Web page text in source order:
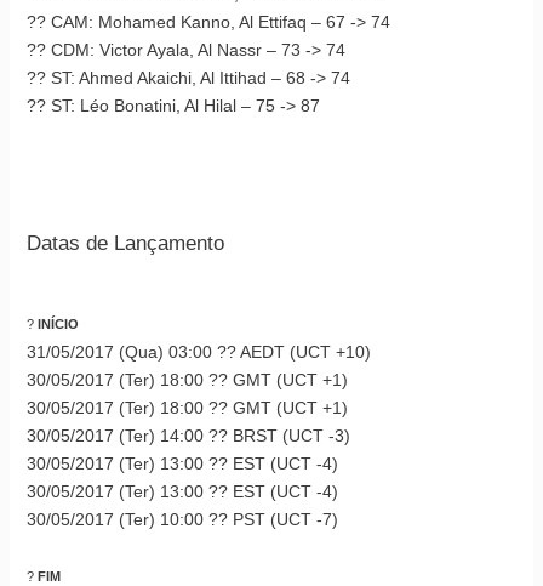
?? CAM: Mohamed Kanno, Al Ettifaq – 67 -> 74
?? CDM: Victor Ayala, Al Nassr – 73 -> 74
?? ST: Ahmed Akaichi, Al Ittihad – 68 -> 74
?? ST: Léo Bonatini, Al Hilal – 75 -> 87
Datas de Lançamento
? INÍCIO
31/05/2017 (Qua) 03:00 ?? AEDT (UCT +10)
30/05/2017 (Ter) 18:00 ?? GMT (UCT +1)
30/05/2017 (Ter) 18:00 ?? GMT (UCT +1)
30/05/2017 (Ter) 14:00 ?? BRST (UCT -3)
30/05/2017 (Ter) 13:00 ?? EST (UCT -4)
30/05/2017 (Ter) 13:00 ?? EST (UCT -4)
30/05/2017 (Ter) 10:00 ?? PST (UCT -7)
? FIM